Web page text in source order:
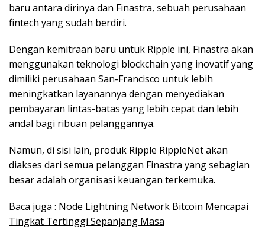
baru antara dirinya dan Finastra, sebuah perusahaan
fintech yang sudah berdiri.
Dengan kemitraan baru untuk Ripple ini, Finastra akan
menggunakan teknologi blockchain yang inovatif yang
dimiliki perusahaan San-Francisco untuk lebih
meningkatkan layanannya dengan menyediakan
pembayaran lintas-batas yang lebih cepat dan lebih
andal bagi ribuan pelanggannya.
Namun, di sisi lain, produk Ripple RippleNet akan
diakses dari semua pelanggan Finastra yang sebagian
besar adalah organisasi keuangan terkemuka.
Baca juga : Node Lightning Network Bitcoin Mencapai
Tingkat Tertinggi Sepanjang Masa